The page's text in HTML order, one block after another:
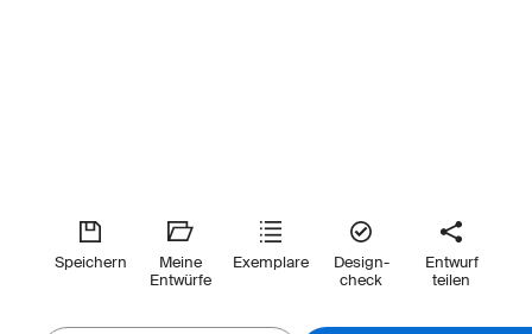
Speichern
Meine
Entwürfe
Exemplare
Design-
check
Entwurf
teilen